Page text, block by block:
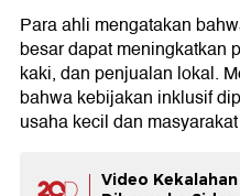
Para ahli mengatakan
besar dapat meningkatkan
kaki, dan penjualan lokal.
bahwa kebijakan inklusif
usaha kecil dan
Video